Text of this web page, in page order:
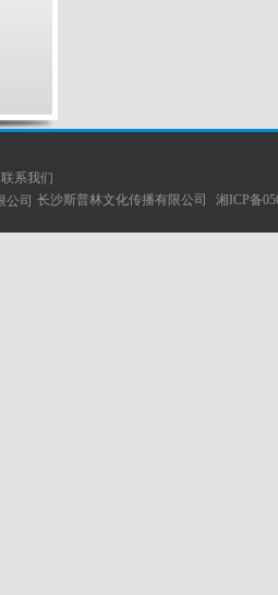
联系我们
长沙斯普林文化传播有限公司 湘ICP备